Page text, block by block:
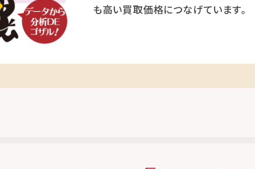
も高い買取価格につなげています。